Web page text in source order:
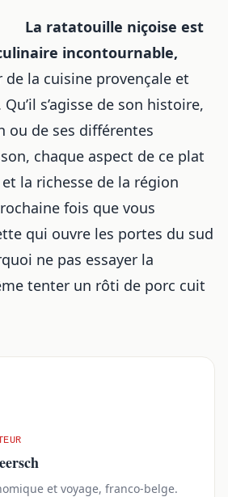
La ratatouille niçoise est
incontournable,
la cuisine provençale et
s’agisse de son histoire,
ou de ses différentes
chaque aspect de ce plat
la richesse de la région
fois que vous
qui ouvre les portes du sud
ne pas essayer la
tenter un rôti de porc cuit
et voyage, franco-belge.